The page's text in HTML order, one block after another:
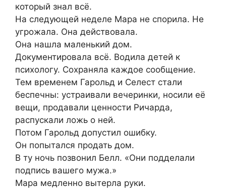
который знал всё.
На следующей неделе Мара не спорила. Не
угрожала. Она действовала.
Она нашла маленький дом.
Документировала всё. Водила детей к
психологу. Сохраняла каждое сообщение.
Тем временем Гарольд и Селест стали
беспечны: устраивали вечеринки, носили её
вещи, продавали ценности Ричарда,
распускали ложь о ней.
Потом Гарольд допустил ошибку.
Он попытался продать дом.
В ту ночь позвонил Белл. «Они подделали
подпись вашего мужа.»
Мара медленно вытерла руки.